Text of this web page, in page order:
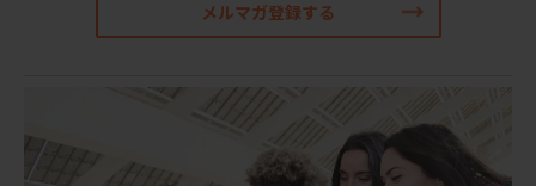
メルマガ登録する